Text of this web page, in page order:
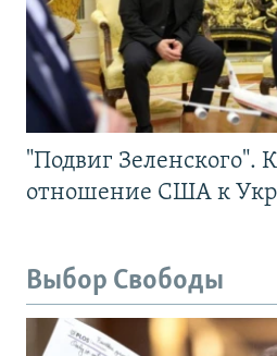
"Подвиг Зеленского".
отношение США к
Выбор Свободы